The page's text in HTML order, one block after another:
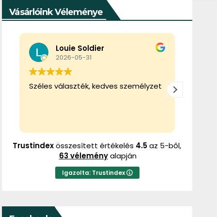
Vásárlóink Véleménye
Tibor Gál
2026-02-22
Ez a felhasználó csak egy értékelést
Trustindexösszesített értékelés 4.5az 5-ből,
63 véleményalapján
Igazolta: Trustindex